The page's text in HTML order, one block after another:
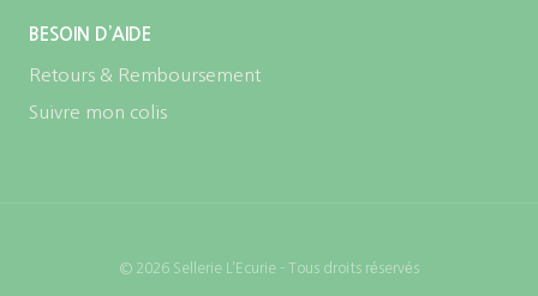
BESOIN D’AIDE
Retours & Remboursement
Suivre mon colis
© 2026 Sellerie L’Ecurie - Tous droits réservés